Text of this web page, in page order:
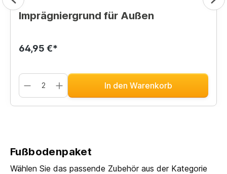
Imprägniergrund für Außen
64,95 €*
In den Warenkorb
Fußbodenpaket
Wählen Sie das passende Zubehör aus der Kategorie